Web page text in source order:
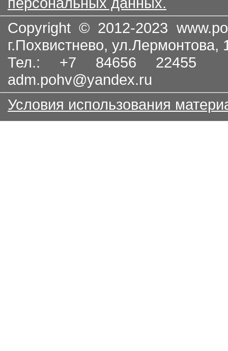
Copyright © 2012-2023
г.Похвистнево, ул.Лермонтова,
Тел.: +7 84656
adm.pohv@yandex.ru
Условия использования